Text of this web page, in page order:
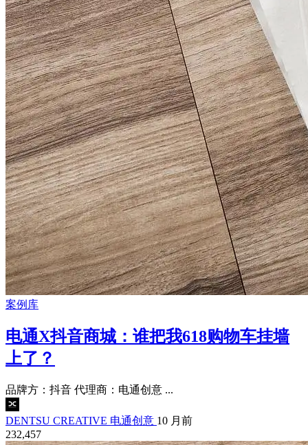
案例库
电通X抖音商城：谁把我618购物车挂墙
上了？
品牌方：抖音 代理商：电通创意 ...
DENTSU CREATIVE 电通创意 10 月前
232,457